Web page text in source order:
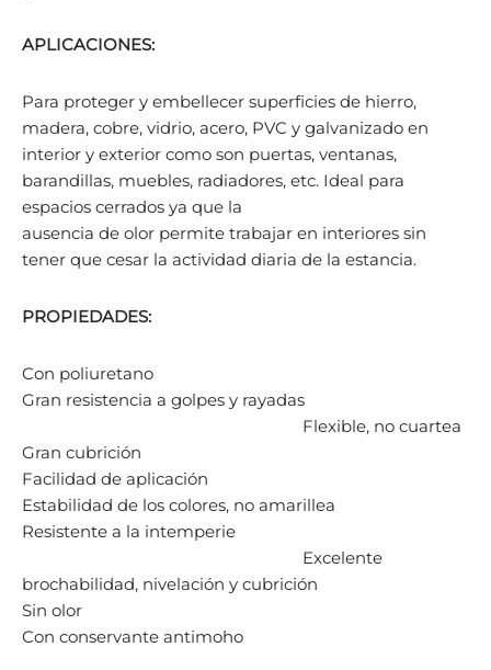
APLICACIONES:
Para proteger y embellecer superficies de hierro,
madera, cobre, vidrio, acero, PVC y galvanizado en
interior y exterior como son puertas, ventanas,
barandillas, muebles, radiadores, etc. Ideal para
espacios cerrados ya que la
ausencia de olor permite trabajar en interiores sin
tener que cesar la actividad diaria de la estancia.
PROPIEDADES:
Con poliuretano
Gran resistencia a golpes y rayadas
Flexible, no cuartea
Gran cubrición
Facilidad de aplicación
Estabilidad de los colores, no amarillea
Resistente a la intemperie
Excelente
brochabilidad, nivelación y cubrición
Sin olor
Con conservante antimoho